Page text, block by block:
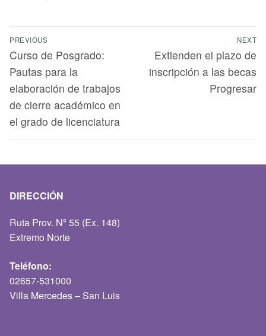
PREVIOUS
Curso de Posgrado:
Pautas para la
elaboración de trabajos
de cierre académico en
el grado de licenciatura
NEXT
Extienden el plazo de
inscripción a las becas
Progresar
DIRECCIÓN
Ruta Prov. Nº 55 (Ex. 148)
Extremo Norte
Teléfono:
02657-531000
Villa Mercedes – San Luis